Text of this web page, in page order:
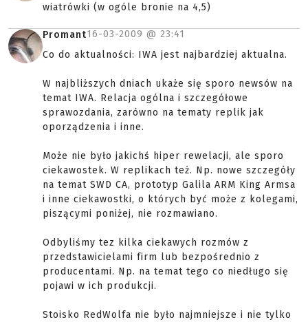
wiatrówki (w ogóle bronie na 4,5)
Promant16-03-2009 @ 23:41
Co do aktualności: IWA jest najbardziej aktualna.
W najbliższych dniach ukaże się sporo newsów na
temat IWA. Relacja ogólna i szczegółowe
sprawozdania, zarówno na tematy replik jak
oporządzenia i inne.
Może nie było jakichś hiper rewelacji, ale sporo
ciekawostek. W replikach też. Np. nowe szczegóły
na temat SWD CA, prototyp Galila ARM King Armsa
i inne ciekawostki, o których być może z kolegami,
piszącymi poniżej, nie rozmawiano.
Odbyliśmy tez kilka ciekawych rozmów z
przedstawicielami firm lub bezpośrednio z
producentami. Np. na temat tego co niedługo się
pojawi w ich produkcji.
Stoisko RedWolfa nie było najmniejsze i nie tylko